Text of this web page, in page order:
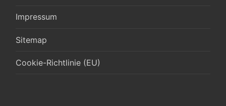
Impressum
Sitemap
Cookie-Richtlinie (EU)